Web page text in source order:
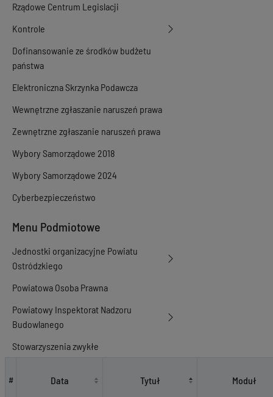
Rządowe Centrum Legislacji
Kontrole
Dofinansowanie ze środków budżetu
państwa
Elektroniczna Skrzynka Podawcza
Wewnętrzne zgłaszanie naruszeń prawa
Zewnętrzne zgłaszanie naruszeń prawa
Wybory Samorządowe 2018
Wybory Samorządowe 2024
Cyberbezpieczeństwo
Menu Podmiotowe
Jednostki organizacyjne Powiatu
Ostródzkiego
Powiatowa Osoba Prawna
Powiatowy Inspektorat Nadzoru
Budowlanego
Stowarzyszenia zwykłe
# Data Tytuł Moduł